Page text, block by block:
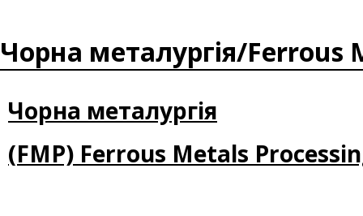
Чорна металургія/Ferrous
Чорна металургія
(FMP) Ferrous Metals